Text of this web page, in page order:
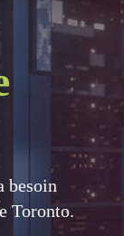
besoin
Toronto.